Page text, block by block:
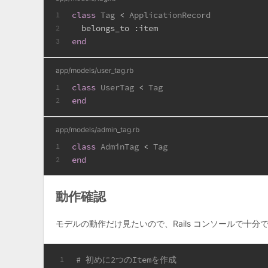
1
2
3
class Tag < ApplicationRecord
  belongs_to
:item
end
app/models/user_tag.rb
1
2
class UserTag < Tag
end
app/models/admin_tag.rb
1
2
class AdminTag < Tag
end
動作確認
モデルの動作だけ見たいので、Rails コンソールで十分
1
# 初めに2つのItemを作成